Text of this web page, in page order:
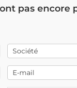
pas encore